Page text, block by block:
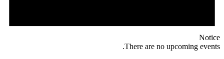
Notice
There are no upcoming events.